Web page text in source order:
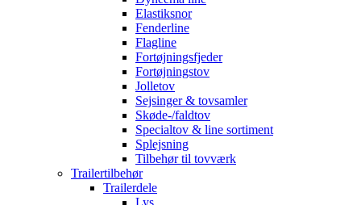
Elastiksnor
Fenderline
Flagline
Fortøjningsfjeder
Fortøjningstov
Jolletov
Sejsinger & tovsamler
Skøde-/faldtov
Specialtov & line sortiment
Splejsning
Tilbehør til tovværk
Trailertilbehør
Trailerdele